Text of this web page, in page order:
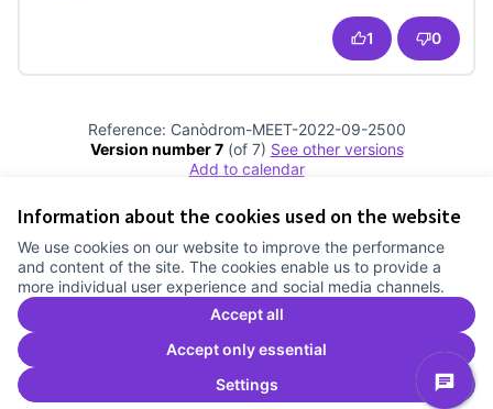
Information about the cookies used on the website
We use cookies on our website to improve the performance
and content of the site. The cookies enable us to provide a
more individual user experience and social media channels.
Accept all
Accept only essential
Settings
1 0
Reference: Canòdrom-MEET-2022-09-2500
Version number 7(of 7)
see other versions
Add to calendar
Cookie settings
Comunitat Canòdrom at Facebook
(External link)
Comunitat Canòdrom at Instagram
(External link)
Comunitat Canòdrom at YouTube
(External link)
English
Triar la llengua Elegir el idiomaChoose language
(External link)
Website made with